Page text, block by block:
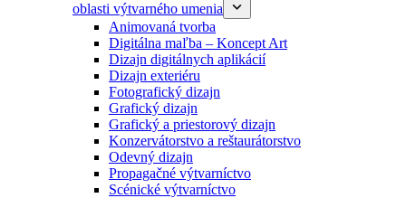
oblasti výtvarného umenia
Animovaná tvorba
Digitálna maľba – Koncept Art
Dizajn digitálnych aplikácií
Dizajn exteriéru
Fotografický dizajn
Grafický dizajn
Grafický a priestorový dizajn
Konzervátorstvo a reštaurátorstvo
Odevný dizajn
Propagačné výtvarníctvo
Scénické výtvarníctvo